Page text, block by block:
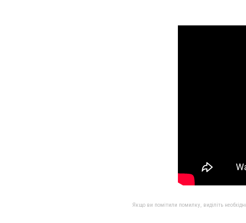
Якщо ви помітили помилку, виділіть